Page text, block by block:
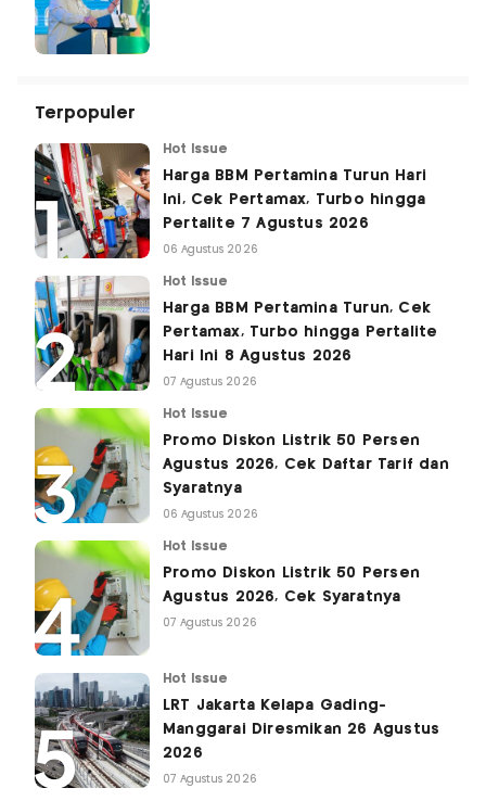
Terpopuler
Hot Issue
Harga BBM Pertamina Turun Hari
Ini, Cek Pertamax, Turbo hingga
Pertalite 7 Agustus 2026
06 Agustus 2026
Hot Issue
Harga BBM Pertamina Turun, Cek
Pertamax, Turbo hingga Pertalite
Hari Ini 8 Agustus 2026
07 Agustus 2026
Hot Issue
Promo Diskon Listrik 50 Persen
Agustus 2026, Cek Daftar Tarif dan
Syaratnya
06 Agustus 2026
Hot Issue
Promo Diskon Listrik 50 Persen
Agustus 2026, Cek Syaratnya
07 Agustus 2026
Hot Issue
LRT Jakarta Kelapa Gading-
Manggarai Diresmikan 26 Agustus
2026
07 Agustus 2026